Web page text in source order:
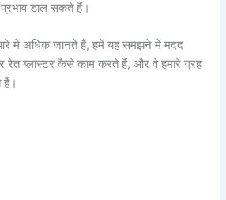
प्रभाव डाल सकते हैं।
में अधिक जानते हैं, हमें यह समझने में मदद
रेत ब्लास्टर कैसे काम करते हैं, और वे हमारे ग्रह
हैं।